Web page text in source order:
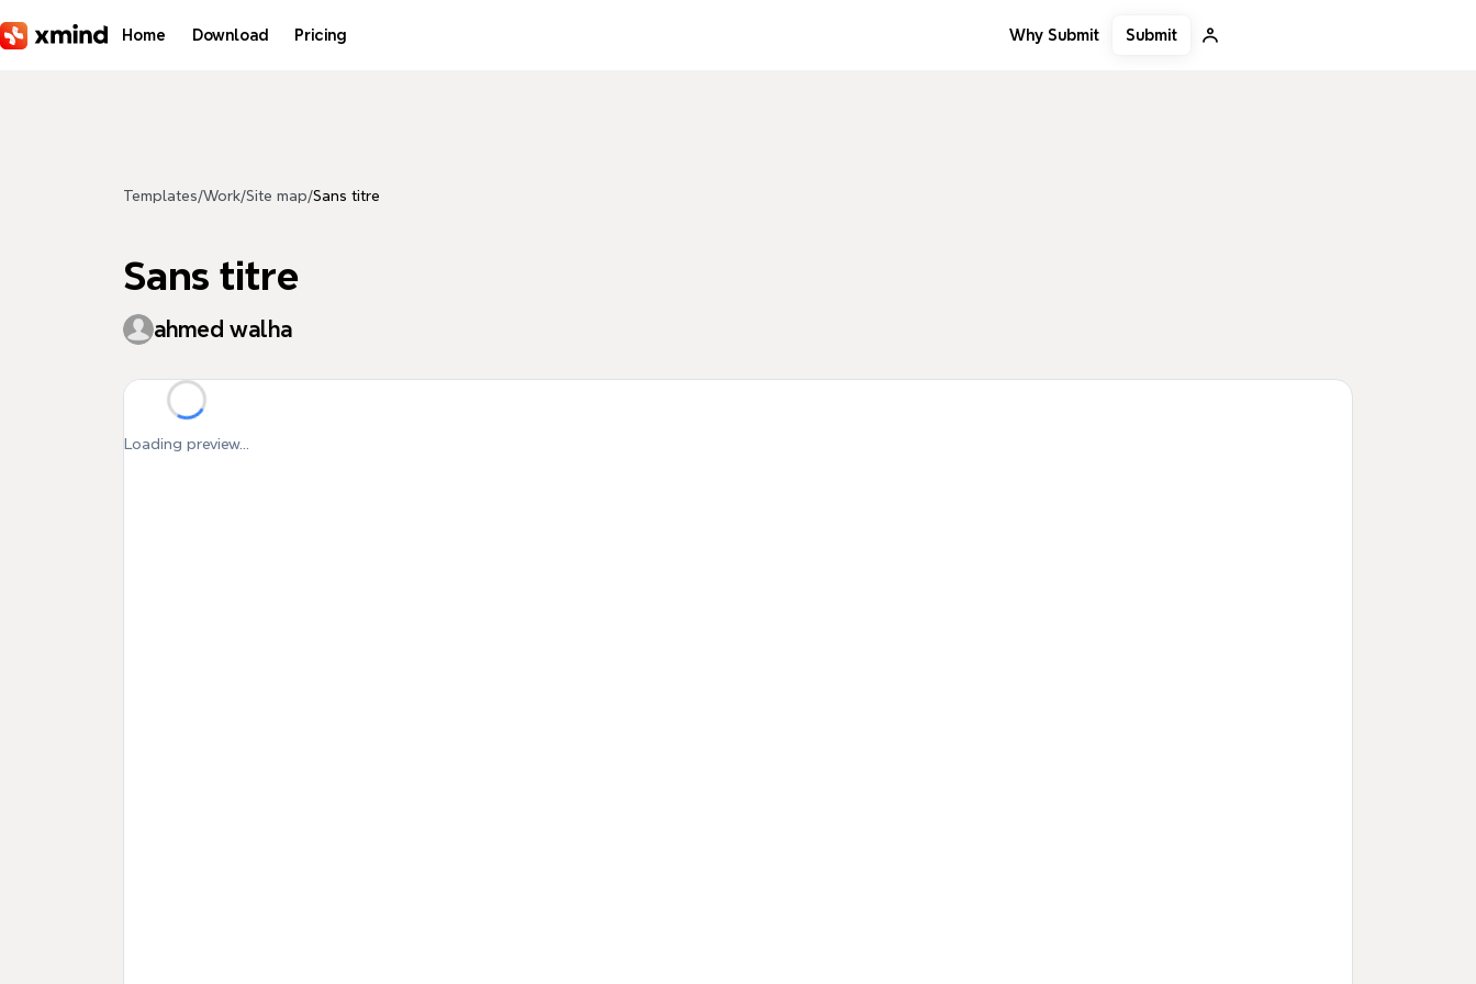
Home Download Pricing Why Submit Submit
Templates/Work/Site map/Sans titre
Sans titre
ahmed walha
Loading preview...